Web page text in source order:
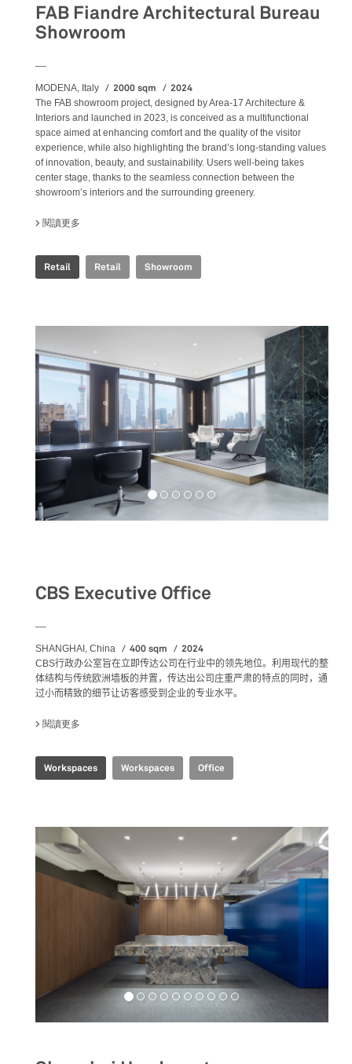
FAB Fiandre Architectural Bureau
Showroom
MODENA, Italy 2000 sqm 2024
The FAB showroom project, designed by Area-17 Architecture &
Interiors and launched in 2023, is conceived as a multifunctional
space aimed at enhancing comfort and the quality of the visitor
experience, while also highlighting the brand’s long-standing values
of innovation, beauty, and sustainability. Users well-being takes
center stage, thanks to the seamless connection between the
showroom’s interiors and the surrounding greenery.
閱讀更多
Retail Retail Showroom
CBS Executive Office
SHANGHAI, China 400 sqm 2024
CBS行政办公室旨在立即传达公司在行业中的领先地位。利用现代的整
体结构与传统欧洲墙板的并置，传达出公司庄重严肃的特点的同时，通
过小而精致的细节让访客感受到企业的专业水平。
閱讀更多
Workspaces Workspaces Office